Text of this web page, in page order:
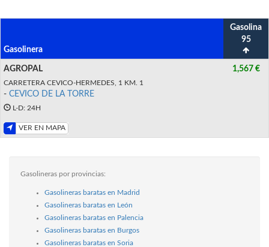
Gasolinera
Gasolina
95
AGROPAL
CARRETERA CEVICO-HERMEDES, 1 KM. 1
- CEVICO DE LA TORRE
L-D: 24H
VER EN MAPA
1,567 €
Gasolineras por provincias:
Gasolineras baratas en Madrid
Gasolineras baratas en León
Gasolineras baratas en Palencia
Gasolineras baratas en Burgos
Gasolineras baratas en Soria